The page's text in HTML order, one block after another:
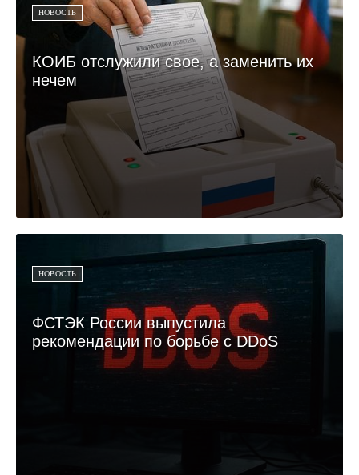
НОВОСТЬ
КОИБ отслужили свое, а заменить их
нечем
НОВОСТЬ
ФСТЭК России выпустила
рекомендации по борьбе с DDoS